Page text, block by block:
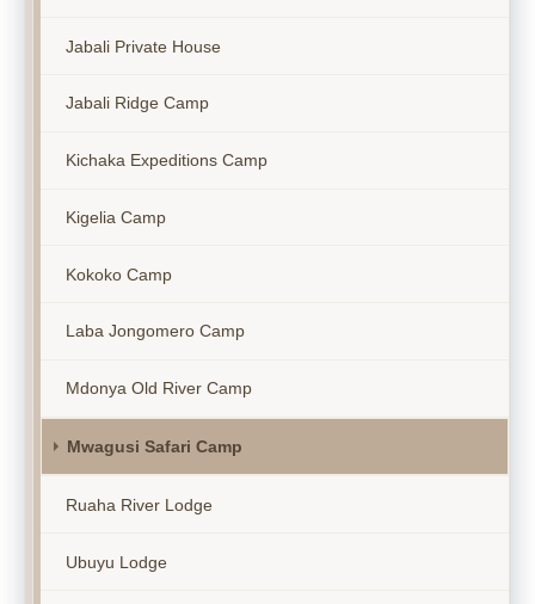
Jabali Private House
Jabali Ridge Camp
Kichaka Expeditions Camp
Kigelia Camp
Kokoko Camp
Laba Jongomero Camp
Mdonya Old River Camp
Mwagusi Safari Camp
Ruaha River Lodge
Ubuyu Lodge